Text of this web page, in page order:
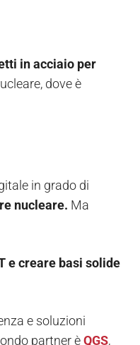
in acciaio per
dove è
in grado di
nucleare. Ma
e creare basi solide
e soluzioni
partner èQGS,